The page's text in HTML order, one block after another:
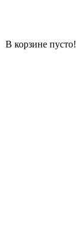
В корзине пусто!